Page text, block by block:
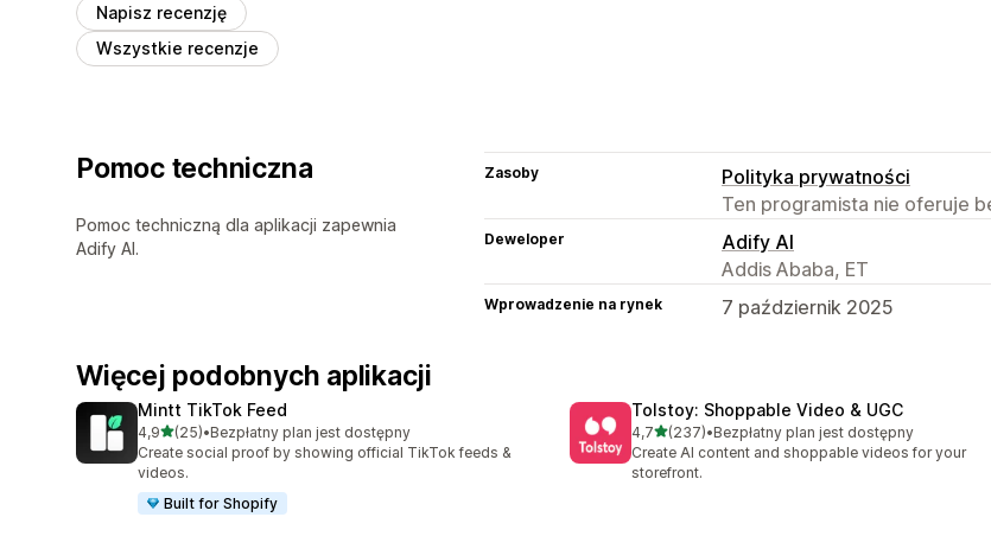
Napisz recenzję
Wszystkie recenzje
Pomoc techniczna
Pomoc techniczną dla aplikacji zapewnia
Adify AI.
Zasoby
Polityka prywatności
Ten programista nie oferuje
Deweloper
Adify AI
Addis Ababa, ET
Wprowadzenie na rynek 7 październik 2025
Więcej podobnych aplikacji
Mintt TikTok Feed
4,9na 5 gwiazdek
(25)
Łączna liczba recenzji: 25
•Bezpłatny plan jest dostępny
Create social proof by showing official TikTok feeds &
videos.
Built for Shopify
Tolstoy: Shoppable Video & UGC
4,7na 5 gwiazdek
(237)
Łączna liczba recenzji: 237
•Bezpłatny plan jest dostępny
Create AI content and shoppable videos for your
storefront.